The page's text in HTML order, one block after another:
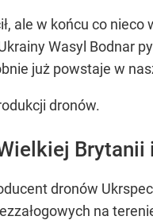
ale w końcu co
Wasyl Bodnar
już powstaje w
dronów.
Brytanii
dronów
na